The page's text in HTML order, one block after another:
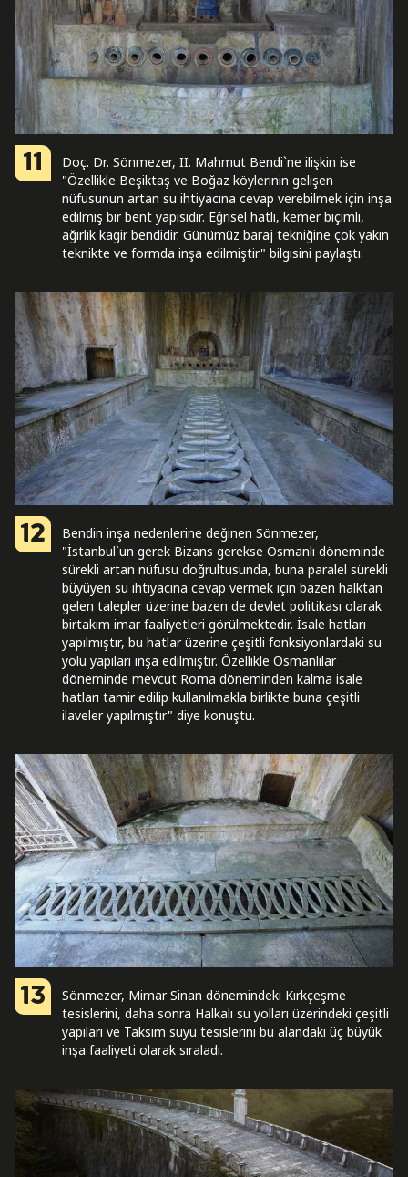
11
Doç. Dr. Sönmezer, II. Mahmut Bendi`ne ilişkin ise
"Özellikle Beşiktaş ve Boğaz köylerinin gelişen
nüfusunun artan su ihtiyacına cevap verebilmek için inşa
edilmiş bir bent yapısıdır. Eğrisel hatlı, kemer biçimli,
ağırlık kagir bendidir. Günümüz baraj tekniğine çok yakın
teknikte ve formda inşa edilmiştir" bilgisini paylaştı.
12
Bendin inşa nedenlerine değinen Sönmezer,
"İstanbul`un gerek Bizans gerekse Osmanlı döneminde
sürekli artan nüfusu doğrultusunda, buna paralel sürekli
büyüyen su ihtiyacına cevap vermek için bazen halktan
gelen talepler üzerine bazen de devlet politikası olarak
birtakım imar faaliyetleri görülmektedir. İsale hatları
yapılmıştır, bu hatlar üzerine çeşitli fonksiyonlardaki su
yolu yapıları inşa edilmiştir. Özellikle Osmanlılar
döneminde mevcut Roma döneminden kalma isale
hatları tamir edilip kullanılmakla birlikte buna çeşitli
ilaveler yapılmıştır" diye konuştu.
13
Sönmezer, Mimar Sinan dönemindeki Kırkçeşme
tesislerini, daha sonra Halkalı su yolları üzerindeki çeşitli
yapıları ve Taksim suyu tesislerini bu alandaki üç büyük
inşa faaliyeti olarak sıraladı.